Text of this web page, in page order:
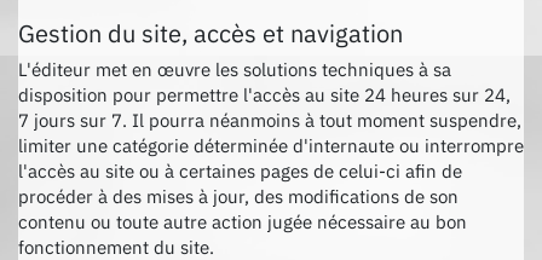
Gestion du site, accès et navigation
L'éditeur met en œuvre les solutions techniques à sa
disposition pour permettre l'accès au site 24 heures sur 24,
7 jours sur 7. Il pourra néanmoins à tout moment suspendre,
limiter une catégorie déterminée d'internaute ou interrompre
l'accès au site ou à certaines pages de celui-ci afin de
procéder à des mises à jour, des modifications de son
contenu ou toute autre action jugée nécessaire au bon
fonctionnement du site.